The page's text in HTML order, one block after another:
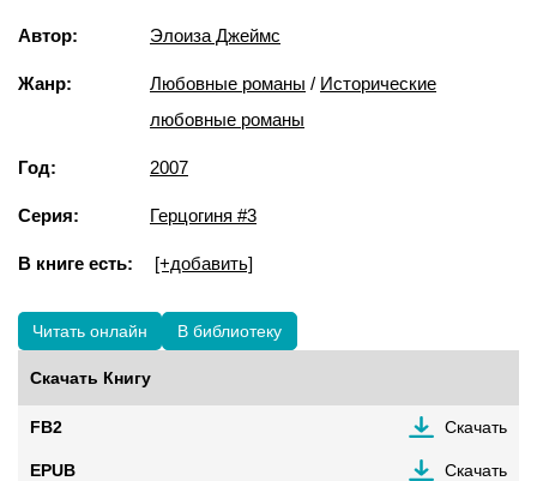
Автор: Элоиза Джеймс
Жанр: Любовные романы / Исторические
любовные романы
Год: 2007
Серия: Герцогиня #3
В книге есть: [+добавить]
Читать онлайн В библиотеку
Скачать Книгу
FB2 Скачать
EPUB Скачать